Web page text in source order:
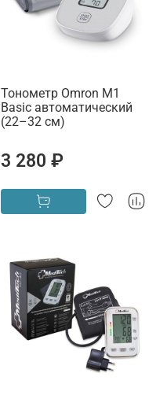
Тонометр Omron M1
Basic автоматический
(22–32 см)
3 280 ₽